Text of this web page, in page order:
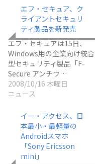
エフ・セキュア、ク
ライアントセキュリ
ティ製品を新発売
エフ・セキュアは15日、
Windows用の企業向け統合
型セキュリティ製品「F-
Secure アンチウ…
2008/10/16 木曜日
ニュース
イー・アクセス、日
本最小・最軽量の
Androidスマホ
「Sony Ericsson
mini」